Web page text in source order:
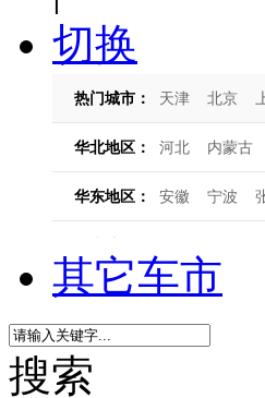
切换
其它车市
搜索